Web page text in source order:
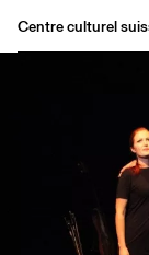
Centre culturel
Publications